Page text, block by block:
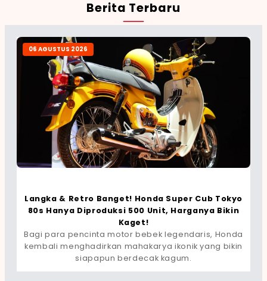
Berita Terbaru
06 AGUSTUS 2026
Langka & Retro Banget! Honda Super Cub Tokyo
80s Hanya Diproduksi 500 Unit, Harganya Bikin
Kaget!
Bagi para pencinta motor bebek legendaris, Honda
kembali menghadirkan mahakarya ikonik yang bikin
siapapun berdecak kagum.